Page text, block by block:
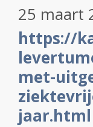
25 maart
https://
met-
jaar.html